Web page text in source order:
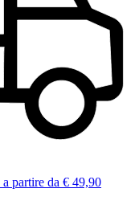
a partire da € 49,90